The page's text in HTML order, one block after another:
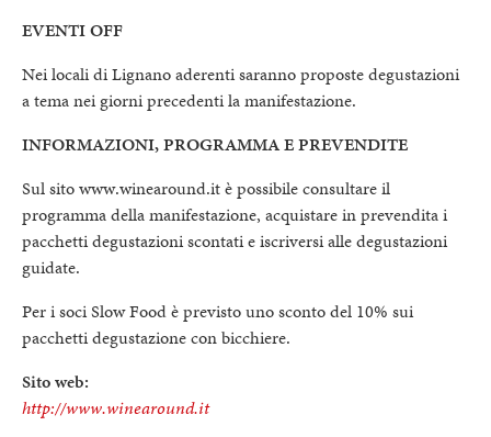
EVENTI OFF
Nei locali di Lignano aderenti saranno proposte degustazioni
a tema nei giorni precedenti la manifestazione.
INFORMAZIONI, PROGRAMMA E PREVENDITE
Sul sito www.winearound.it è possibile consultare il
programma della manifestazione, acquistare in prevendita i
pacchetti degustazioni scontati e iscriversi alle degustazioni
guidate.
Per i soci Slow Food è previsto uno sconto del 10% sui
pacchetti degustazione con bicchiere.
Sito web:
http://www.winearound.it